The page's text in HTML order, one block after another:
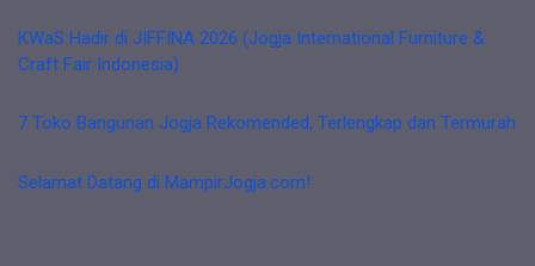
KWaS Hadir di JIFFINA 2026 (Jogja International Furniture &
Craft Fair Indonesia)
7 Toko Bangunan Jogja Rekomended, Terlengkap dan Termurah
Selamat Datang di MampirJogja.com!